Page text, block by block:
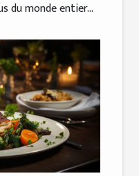
du monde entier...